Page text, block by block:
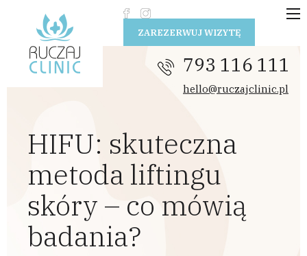
ZAREZERWUJ WIZYTĘ
793 116 111
hello@ruczajclinic.pl
HIFU: skuteczna
metoda liftingu
skóry – co mówią
badania?